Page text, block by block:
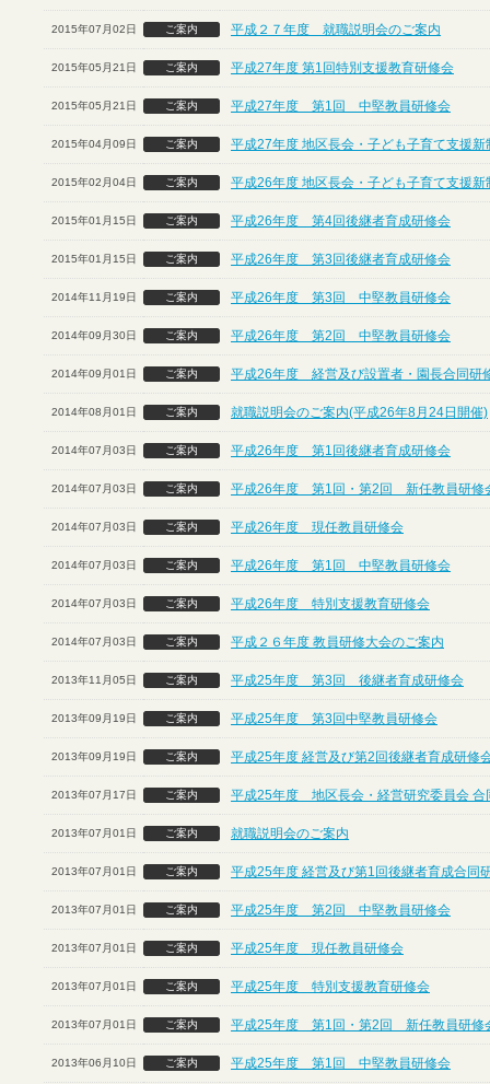
2015年07月02日 ご案内 平成２７年度 就職説明会のご案内
2015年05月21日 ご案内 平成27年度 第1回特別支援教育研修会
2015年05月21日 ご案内 平成27年度 第1回 中堅教員研修会
2015年04月09日 ご案内 平成27年度 地区長会・子ども子育て支援
2015年02月04日 ご案内 平成26年度 地区長会・子ども子育て支援
2015年01月15日 ご案内 平成26年度 第4回後継者育成研修会
2015年01月15日 ご案内 平成26年度 第3回後継者育成研修会
2014年11月19日 ご案内 平成26年度 第3回 中堅教員研修会
2014年09月30日 ご案内 平成26年度 第2回 中堅教員研修会
2014年09月01日 ご案内 平成26年度 経営及び設置者・園長合同研
2014年08月01日 ご案内 就職説明会のご案内(平成26年8月24日開催)
2014年07月03日 ご案内 平成26年度 第1回後継者育成研修会
2014年07月03日 ご案内 平成26年度 第1回・第2回 新任教員研修
2014年07月03日 ご案内 平成26年度 現任教員研修会
2014年07月03日 ご案内 平成26年度 第1回 中堅教員研修会
2014年07月03日 ご案内 平成26年度 特別支援教育研修会
2014年07月03日 ご案内 平成２６年度 教員研修大会のご案内
2013年11月05日 ご案内 平成25年度 第3回 後継者育成研修会
2013年09月19日 ご案内 平成25年度 第3回中堅教員研修会
2013年09月19日 ご案内 平成25年度 経営及び第2回後継者育成研修
2013年07月17日 ご案内 平成25年度 地区長会・経営研究委員会 合
2013年07月01日 ご案内 就職説明会のご案内
2013年07月01日 ご案内 平成25年度 経営及び第1回後継者育成合同
2013年07月01日 ご案内 平成25年度 第2回 中堅教員研修会
2013年07月01日 ご案内 平成25年度 現任教員研修会
2013年07月01日 ご案内 平成25年度 特別支援教育研修会
2013年07月01日 ご案内 平成25年度 第1回・第2回 新任教員研修
2013年06月10日 ご案内 平成25年度 第1回 中堅教員研修会